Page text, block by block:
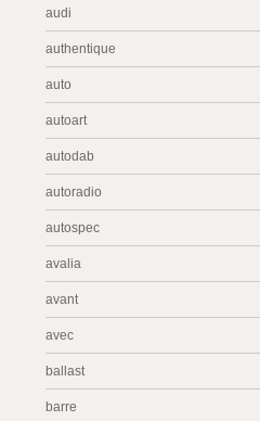
audi
authentique
auto
autoart
autodab
autoradio
autospec
avalia
avant
avec
ballast
barre